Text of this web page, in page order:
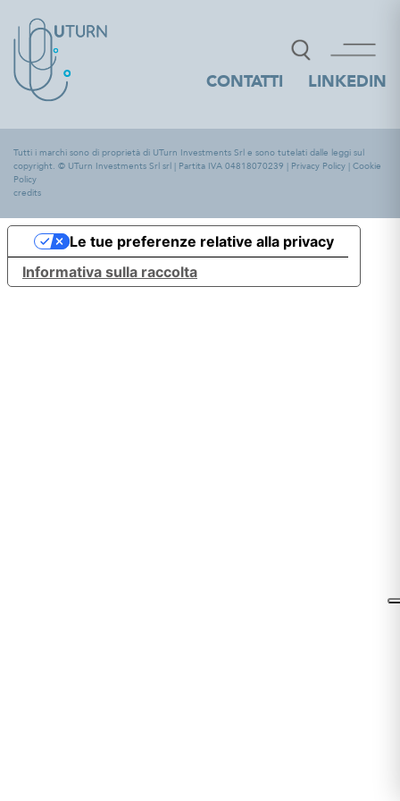
CONTATTI LINKEDIN
Tutti i marchi sono di proprietà di UTurn Investments Srl e sono tutelati dalle leggi sul
copyright. © UTurn Investments Srl srl | Partita IVA 04818070239 | Privacy Policy | Cookie
Policy
credits
Informativa sulla raccolta
Le tue preferenze relative alla privacy